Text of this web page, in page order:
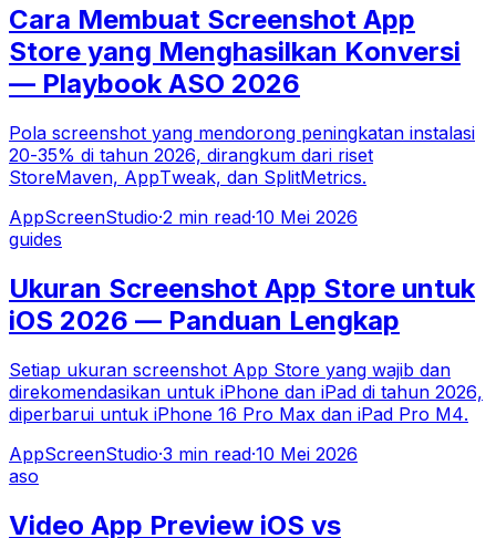
Cara Membuat Screenshot App
Store yang Menghasilkan Konversi
— Playbook ASO 2026
Pola screenshot yang mendorong peningkatan instalasi
20-35% di tahun 2026, dirangkum dari riset
StoreMaven, AppTweak, dan SplitMetrics.
AppScreenStudio·2 min read·10 Mei 2026
guides
Ukuran Screenshot App Store untuk
iOS 2026 — Panduan Lengkap
Setiap ukuran screenshot App Store yang wajib dan
direkomendasikan untuk iPhone dan iPad di tahun 2026,
diperbarui untuk iPhone 16 Pro Max dan iPad Pro M4.
AppScreenStudio·3 min read·10 Mei 2026
aso
Video App Preview iOS vs